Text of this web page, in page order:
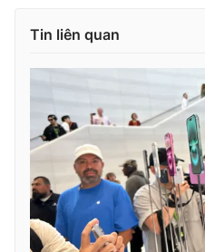
® Cấm sao chép dưới mọi
thuận bằng văn bản. Ghi rõ
thông tin từ website này.
Tin liên quan